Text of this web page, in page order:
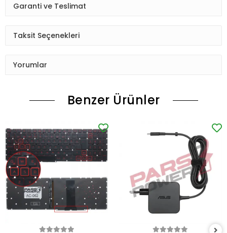
Garanti ve Teslimat
Taksit Seçenekleri
Yorumlar
Benzer Ürünler